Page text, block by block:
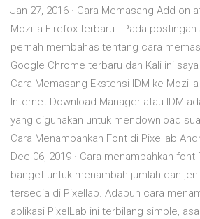
Jan 27, 2016 · Cara Memasang Add on
Mozilla Firefox terbaru - Pada
pernah membahas tentang cara
Google Chrome terbaru dan Kali ini
Cara Memasang Ekstensi IDM ke
Internet Download Manager atau IDM
yang digunakan untuk mendownload
Cara Menambahkan Font di Pixellab
Dec 06, 2019 · Cara menambahkan
banget untuk menambah jumlah dan
tersedia di Pixellab. Adapun cara
aplikasi PixelLab ini terbilang simple,